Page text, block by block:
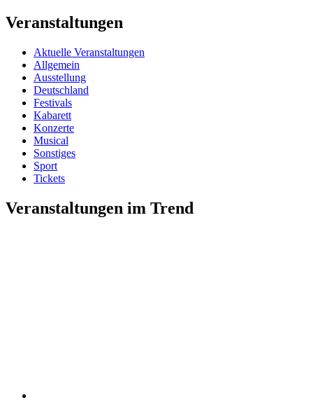
Veranstaltungen
Aktuelle Veranstaltungen
Allgemein
Ausstellung
Deutschland
Festivals
Kabarett
Konzerte
Musical
Sonstiges
Sport
Tickets
Veranstaltungen im Trend